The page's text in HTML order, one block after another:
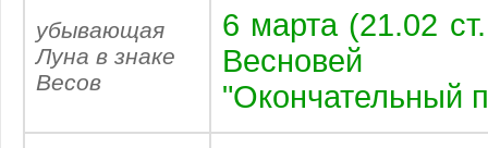
убывающая
Луна в знаке
Весов
6 марта (21.02
Весновей
"Окончательный